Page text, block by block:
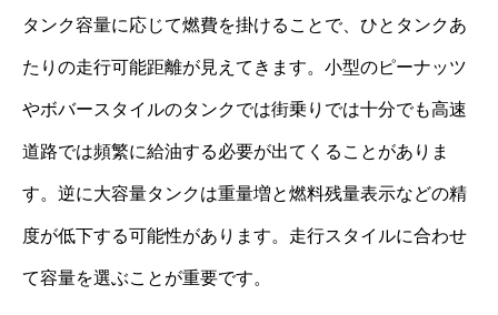
タンク容量に応じて燃費を掛けることで、ひとタンクあ
たりの走行可能距離が見えてきます。小型のピーナッツ
やボバースタイルのタンクでは街乗りでは十分でも高速
道路では頻繁に給油する必要が出てくることがありま
す。逆に大容量タンクは重量増と燃料残量表示などの精
度が低下する可能性があります。走行スタイルに合わせ
て容量を選ぶことが重要です。